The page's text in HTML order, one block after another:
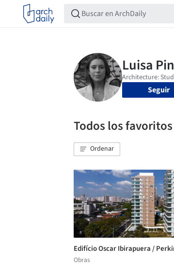
Seguir
Todos los
Ordenar
Edifício Oscar Ibirapuera /
Obras